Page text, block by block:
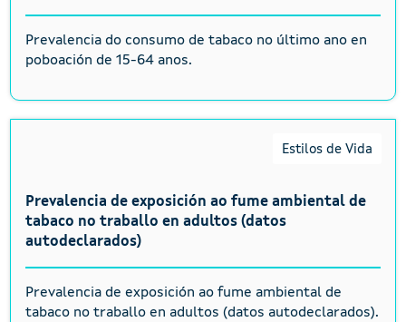
Prevalencia do consumo de tabaco no último ano en
poboación de 15-64 anos.
Estilos de Vida
Prevalencia de exposición ao fume ambiental de
tabaco no traballo en adultos (datos
autodeclarados)
Prevalencia de exposición ao fume ambiental de
tabaco no traballo en adultos (datos autodeclarados).